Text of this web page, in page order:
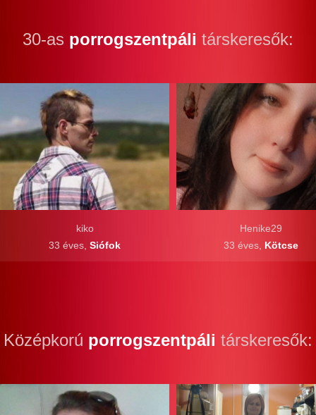
30-as porrogszentpáli társkeresők:
Henike29
33 éves, Kötcse
kiko
33 éves, Siófok
Középkorú porrogszentpáli társkeresők: